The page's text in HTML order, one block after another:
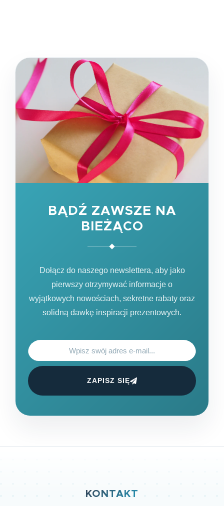
BĄDŹ ZAWSZE NA
BIEŻĄCO
Dołącz do naszego newslettera, aby jako
pierwszy otrzymywać informacje o
wyjątkowych nowościach, sekretne rabaty oraz
solidną dawkę inspiracji prezentowych.
ZAPISZ SIĘ
KONTAKT